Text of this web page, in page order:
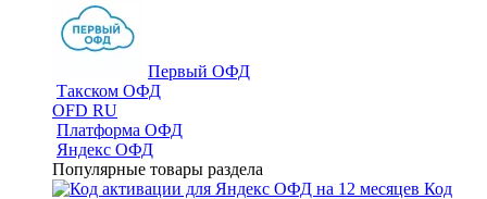
Первый ОФД
Такском ОФД
OFD RU
Платформа ОФД
Яндекс ОФД
Популярные товары раздела
Код